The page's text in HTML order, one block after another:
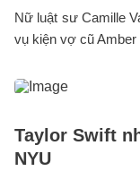
Nữ luật sư Camille
vụ kiện vợ cũ
Taylor Swift
NYU